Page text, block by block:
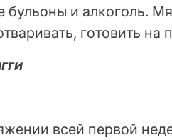
бульоны и алкоголь.
готовить на
всей первой